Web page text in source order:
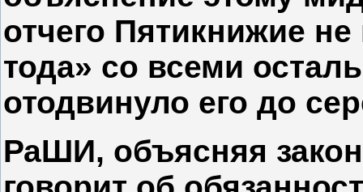
отчего Пятикнижие
тода» со всеми
отодвинуло его до
РаШИ, объясняя